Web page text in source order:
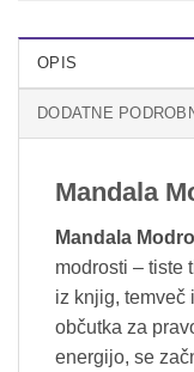
OPIS
DODATNE
Mandala
Mandala
modrosti – tiste
iz knjig, temveč
občutka za
energijo, se